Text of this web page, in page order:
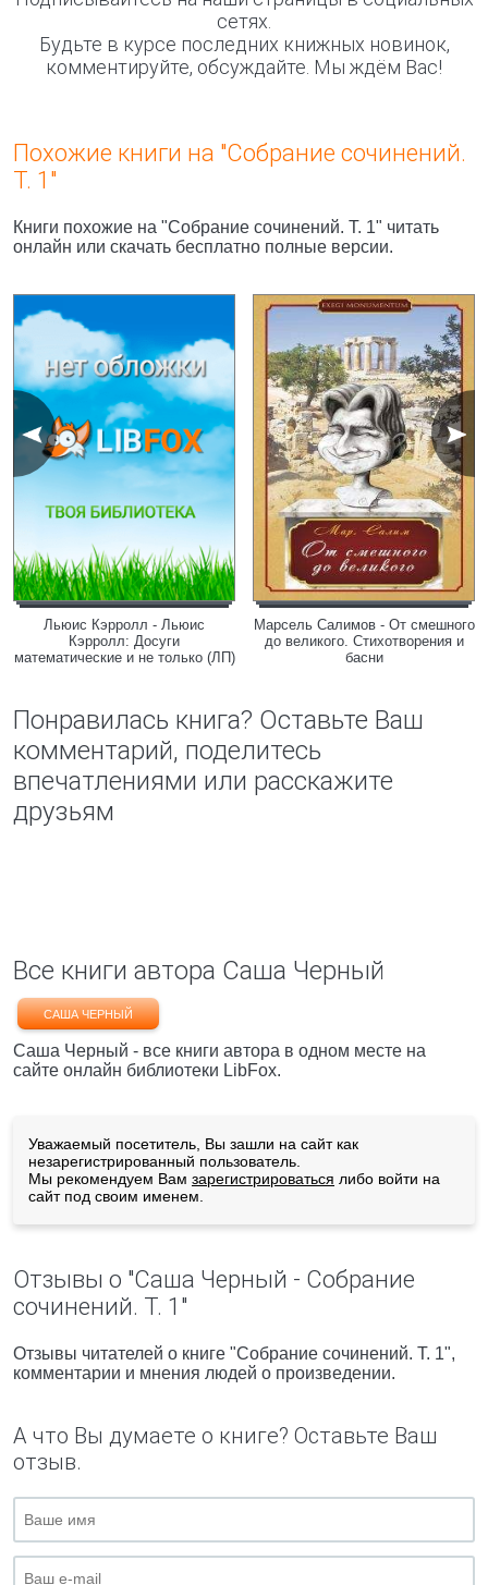
сетях.
Будьте в курсе последних книжных новинок,
комментируйте, обсуждайте. Мы ждём Вас!
Похожие книги на "Собрание сочинений.
Т. 1"
Книги похожие на "Собрание сочинений. Т. 1" читать
онлайн или скачать бесплатно полные версии.
Льюис Кэрролл - Льюис
Кэрролл: Досуги
математические и не только (ЛП)
Марсель Салимов - От смешного
до великого. Стихотворения и
басни
Понравилась книга? Оставьте Ваш
комментарий, поделитесь
впечатлениями или расскажите
друзьям
Все книги автора Саша Черный
САША ЧЕРНЫЙ
Саша Черный - все книги автора в одном месте на
сайте онлайн библиотеки LibFox.
Уважаемый посетитель, Вы зашли на сайт как
незарегистрированный пользователь.
Мы рекомендуем Вам зарегистрироваться либо войти на
сайт под своим именем.
Отзывы о "Саша Черный - Собрание
сочинений. Т. 1"
Отзывы читателей о книге "Собрание сочинений. Т. 1",
комментарии и мнения людей о произведении.
А что Вы думаете о книге? Оставьте Ваш
отзыв.